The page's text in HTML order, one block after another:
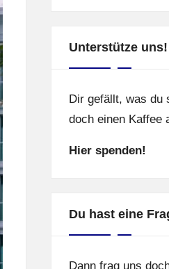
Unterstütze uns!
Dir gefällt, was du
doch einen Kaffee
Hier spenden!
Du hast eine
Dann frag uns